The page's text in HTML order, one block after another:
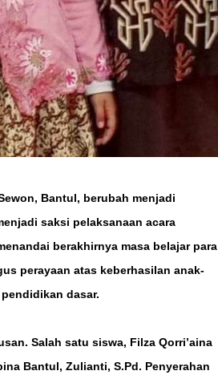
Bantul, berubah menjadi
saksi pelaksanaan acara
berakhirnya masa belajar para
perayaan atas keberhasilan anak-
dasar.
Salah satu siswa, Filza Qorri’aina
Bantul, Zulianti, S.Pd. Penyerahan